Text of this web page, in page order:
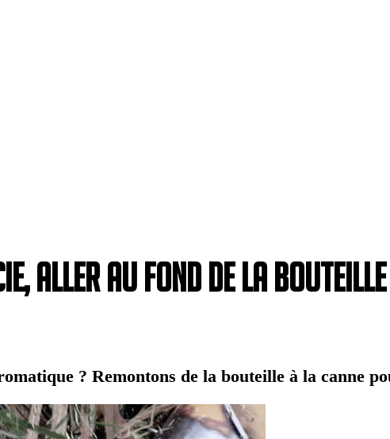
aller au fond de la bouteille
? Remontons de la bouteille à la canne